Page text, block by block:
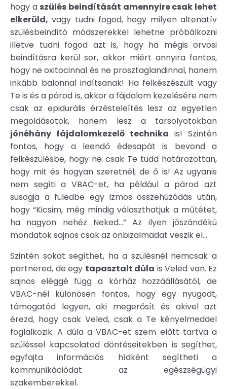
hogy a szülés beindítását amennyire csak lehet
elkerüld, vagy tudni fogod, hogy milyen altenatív
szülésbeindító módszerekkel lehetne próbálkozni
illetve tudni fogod azt is, hogy ha mégis orvosi
beindításra kerül sor, akkor miért annyira fontos,
hogy ne oxitocinnal és ne prosztaglandinnal, hanem
inkább balonnal indítsanak! Ha felkészészült vagy
Te is és a párod is, akkor a fájdalom kezelésére nem
csak az epidurális érzésteleítés lesz az egyetlen
megoldásotok, hanem lesz a tarsolyotokban
jónéhány fájdalomkezelő technika is! Szintén
fontos, hogy a leendő édesapát is bevond a
felkészülésbe, hogy ne csak Te tudd határozottan,
hogy mit és hogyan szeretnél, de ő is! Az ugyanis
nem segíti a VBAC-et, ha például a párod azt
susogja a füledbe egy izmos összehúzódás után,
hogy “Kicsim, még mindig választhatjuk a műtétet,
ha nagyon nehéz Neked…” Az ilyen jószándékú
mondatok sajnos csak az önbizalmadat veszik el…
Szintén sokat segíthet, ha a szülésnél nemcsak a
partnered, de egy tapasztalt dúla is Veled van. Ez
sajnos eléggé függ a kórház hozzáállásától, de
VBAC-nél különösen fontos, hogy egy nyugodt,
támogatód legyen, aki megerősít és akivel azt
érezd, hogy csak Veled, csak a Te kényelmeddel
foglalkozik. A dúla a VBAC-et szem előtt tartva a
szüléssel kapcsolatod döntéseitekben is segíthet,
egyfajta információs hídként segítheti a
kommunikációdat az egészségügyi
szakemberekkel.